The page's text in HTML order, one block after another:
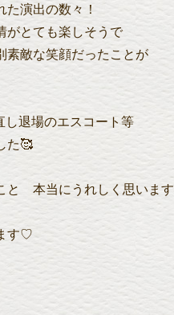
演出の数々！
がとても楽しそうで
素敵な笑顔だったことが
し退場のエスコート等
た🥰
と 本当にうれしく思います
す♡